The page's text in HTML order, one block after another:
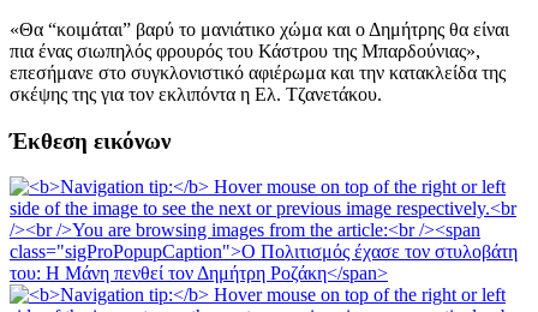
«Θα “κοιμάται” βαρύ το μανιάτικο χώμα και ο Δημήτρης θα είναι
πια ένας σιωπηλός φρουρός του Κάστρου της Μπαρδούνιας»,
επεσήμανε στο συγκλονιστικό αφιέρωμα και την κατακλείδα της
σκέψης της για τον εκλιπόντα η Ελ. Τζανετάκου.
Έκθεση εικόνων